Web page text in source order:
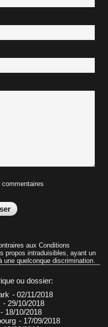
commentaires
aux Conditions
propos intraduisibles, ayant un
quelconque discrimination.
ou dossier:
- 02/11/2018
- 29/10/2018
- 18/10/2018
- 17/09/2018